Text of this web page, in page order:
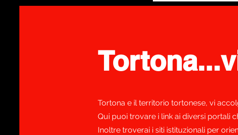
Tortona e il territorio tortonese, vi
Qui puoi trovare i link ai diversi portali
Inoltre troverai i siti istituzionali per